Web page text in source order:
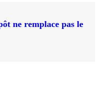
ne remplace pas le